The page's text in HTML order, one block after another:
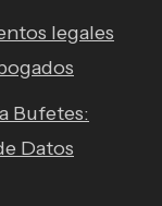
legales
Bufetes:
Datos